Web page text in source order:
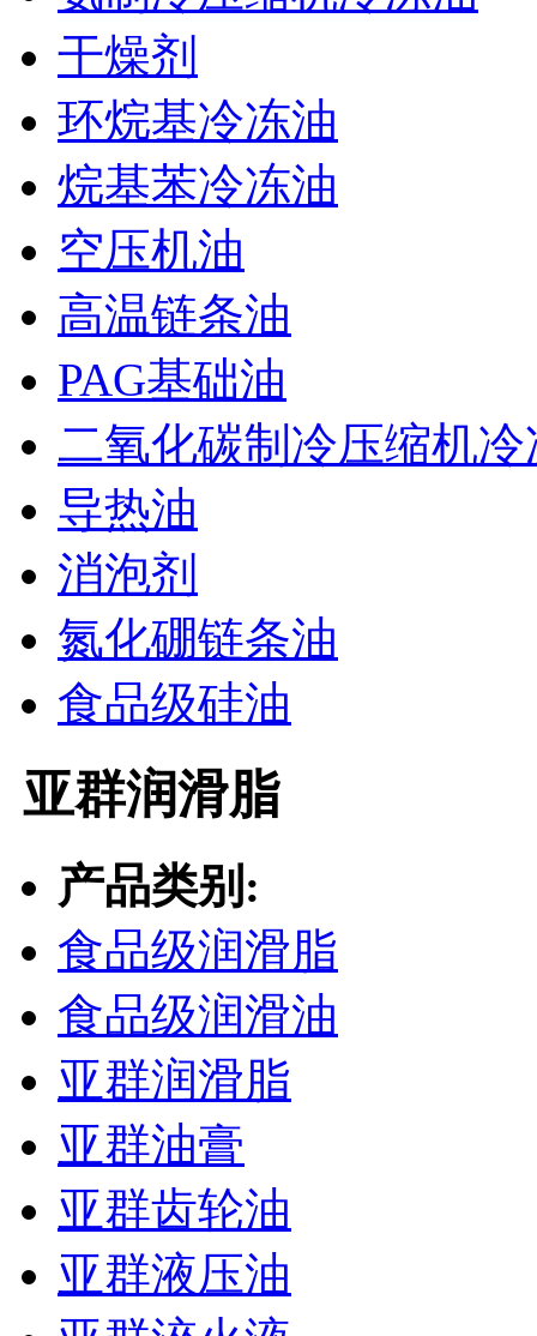
干燥剂
环烷基冷冻油
烷基苯冷冻油
空压机油
高温链条油
PAG基础油
二氧化碳制冷压缩机冷
导热油
消泡剂
氮化硼链条油
食品级硅油
亚群润滑脂
产品类别:
食品级润滑脂
食品级润滑油
亚群润滑脂
亚群油膏
亚群齿轮油
亚群液压油